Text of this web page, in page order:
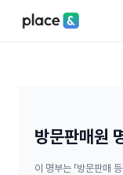
방문판매원
이 명부는 「방문판매